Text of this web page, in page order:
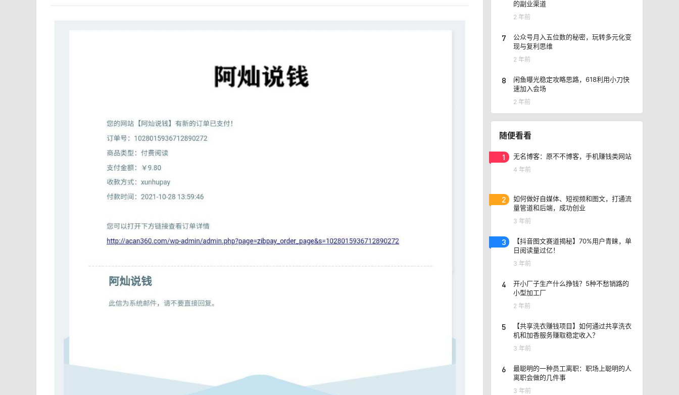
的副业渠道
2 年前
7
公众号月入五位数的秘密，玩转多元化变
现与复利思维
2 年前
8
闲鱼曝光稳定攻略思路，618利用小刀快
速加入会场
2 年前
随便看看
1 无名博客：原不不博客，手机赚钱类网站
4 年前
2
如何做好自媒体、短视频和图文，打通流
量管道和后端，成功创业
3 年前
3
【抖音图文赛道揭秘】70%用户青睐，单
日阅读量过亿！
3 年前
4
开小厂子生产什么挣钱？5种不愁销路的
小型加工厂
2 年前
5
【共享洗衣赚钱项目】如何通过共享洗衣
机和加香服务赚取稳定收入？
3 年前
6
最聪明的一种员工离职：职场上聪明的人
离职会做的几件事
3 年前